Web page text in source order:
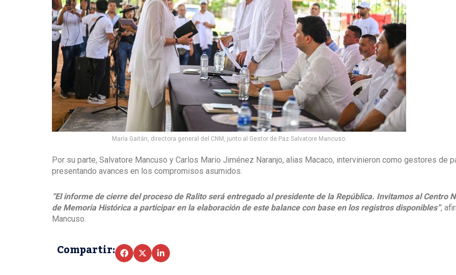
María Gaitán, directora general del CNM, junto al Gestor de Paz Salvatore Mancuso.
Por su parte, Salvatore Mancuso y Carlos Mario Jiménez Naranjo, alias Macaco, intervinieron como gestores de
presentando avances en los compromisos asumidos.
“El informe de cierre del proceso de Ralito será entregado al presidente de la República. Invitamos al Centro
de Memoria Histórica a participar en la elaboración de este balance con base en los registros disponibles”,
Mancuso.
Compartir: